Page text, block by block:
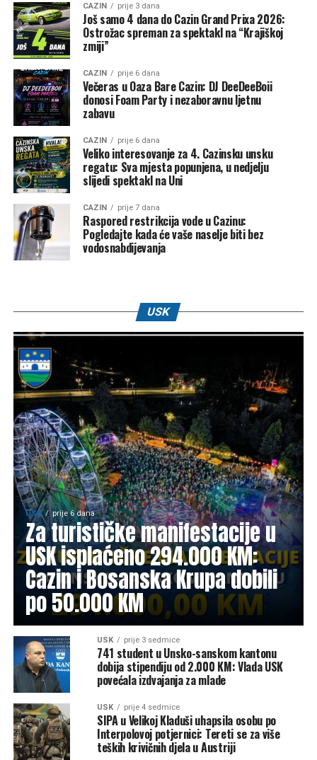
CAZIN prije 3 dana
Još samo 4 dana do Cazin Grand Prixa 2026:
Ostrožac spreman za spektakl na “Krajiškoj
zmiji”
CAZIN prije 6 dana
Večeras u Oaza Bare Cazin: DJ DeeDeeBoii
donosi Foam Party i nezaboravnu ljetnu
zabavu
CAZIN prije 6 dana
Veliko interesovanje za 4. Cazinsku unsku
regatu: Sva mjesta popunjena, u nedjelju
slijedi spektakl na Uni
CAZIN prije 7 dana
Raspored restrikcija vode u Cazinu:
Pogledajte kada će vaše naselje biti bez
vodosnabdijevanja
USK
USK prije 6 dana
Za turističke manifestacije u
USK isplaćeno 294.000 KM:
Cazin i Bosanska Krupa dobili
po 50.000 KM
USK prije 3 sedmice
741 student u Unsko-sanskom kantonu
dobija stipendiju od 2.000 KM: Vlada USK
povećala izdvajanja za mlade
USK prije 4 sedmice
SIPA u Velikoj Kladuši uhapsila osobu po
Interpolovoj potjernici: Tereti se za više
teških krivičnih djela u Austriji